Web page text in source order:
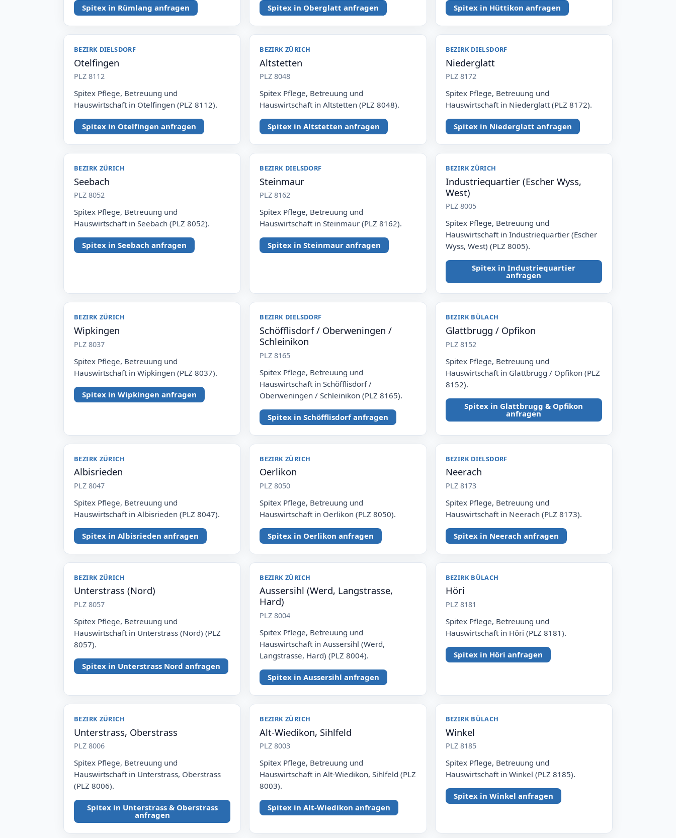
Spitex in Rümlang anfragen Spitex in Oberglatt anfragen Spitex in Hüttikon anfragen
BEZIRK DIELSDORF
Otelfingen
PLZ 8112
Spitex Pflege, Betreuung und
Hauswirtschaft in Otelfingen (PLZ 8112).
Spitex in Otelfingen anfragen
BEZIRK ZÜRICH
Altstetten
PLZ 8048
Spitex Pflege, Betreuung und
Hauswirtschaft in Altstetten (PLZ 8048).
Spitex in Altstetten anfragen
BEZIRK DIELSDORF
Niederglatt
PLZ 8172
Spitex Pflege, Betreuung und
Hauswirtschaft in Niederglatt (PLZ 8172).
Spitex in Niederglatt anfragen
BEZIRK ZÜRICH
Seebach
PLZ 8052
Spitex Pflege, Betreuung und
Hauswirtschaft in Seebach (PLZ 8052).
Spitex in Seebach anfragen
BEZIRK DIELSDORF
Steinmaur
PLZ 8162
Spitex Pflege, Betreuung und
Hauswirtschaft in Steinmaur (PLZ 8162).
Spitex in Steinmaur anfragen
BEZIRK ZÜRICH
Industriequartier (Escher Wyss,
West)
PLZ 8005
Spitex Pflege, Betreuung und
Hauswirtschaft in Industriequartier (Escher
Wyss, West) (PLZ 8005).
Spitex in Industriequartier
anfragen
BEZIRK ZÜRICH
Wipkingen
PLZ 8037
Spitex Pflege, Betreuung und
Hauswirtschaft in Wipkingen (PLZ 8037).
Spitex in Wipkingen anfragen
BEZIRK DIELSDORF
Schöfflisdorf / Oberweningen /
Schleinikon
PLZ 8165
Spitex Pflege, Betreuung und
Hauswirtschaft in Schöfflisdorf /
Oberweningen / Schleinikon (PLZ 8165).
Spitex in Schöfflisdorf anfragen
BEZIRK BÜLACH
Glattbrugg / Opfikon
PLZ 8152
Spitex Pflege, Betreuung und
Hauswirtschaft in Glattbrugg / Opfikon (PLZ
8152).
Spitex in Glattbrugg & Opfikon
anfragen
BEZIRK ZÜRICH
Albisrieden
PLZ 8047
Spitex Pflege, Betreuung und
Hauswirtschaft in Albisrieden (PLZ 8047).
Spitex in Albisrieden anfragen
BEZIRK ZÜRICH
Oerlikon
PLZ 8050
Spitex Pflege, Betreuung und
Hauswirtschaft in Oerlikon (PLZ 8050).
Spitex in Oerlikon anfragen
BEZIRK DIELSDORF
Neerach
PLZ 8173
Spitex Pflege, Betreuung und
Hauswirtschaft in Neerach (PLZ 8173).
Spitex in Neerach anfragen
BEZIRK ZÜRICH
Unterstrass (Nord)
PLZ 8057
Spitex Pflege, Betreuung und
Hauswirtschaft in Unterstrass (Nord) (PLZ
8057).
Spitex in Unterstrass Nord anfragen
BEZIRK ZÜRICH
Aussersihl (Werd, Langstrasse,
Hard)
PLZ 8004
Spitex Pflege, Betreuung und
Hauswirtschaft in Aussersihl (Werd,
Langstrasse, Hard) (PLZ 8004).
Spitex in Aussersihl anfragen
BEZIRK BÜLACH
Höri
PLZ 8181
Spitex Pflege, Betreuung und
Hauswirtschaft in Höri (PLZ 8181).
Spitex in Höri anfragen
BEZIRK ZÜRICH
Unterstrass, Oberstrass
PLZ 8006
Spitex Pflege, Betreuung und
Hauswirtschaft in Unterstrass, Oberstrass
(PLZ 8006).
Spitex in Unterstrass & Oberstrass
anfragen
BEZIRK ZÜRICH
Alt-Wiedikon, Sihlfeld
PLZ 8003
Spitex Pflege, Betreuung und
Hauswirtschaft in Alt-Wiedikon, Sihlfeld (PLZ
8003).
Spitex in Alt-Wiedikon anfragen
BEZIRK BÜLACH
Winkel
PLZ 8185
Spitex Pflege, Betreuung und
Hauswirtschaft in Winkel (PLZ 8185).
Spitex in Winkel anfragen